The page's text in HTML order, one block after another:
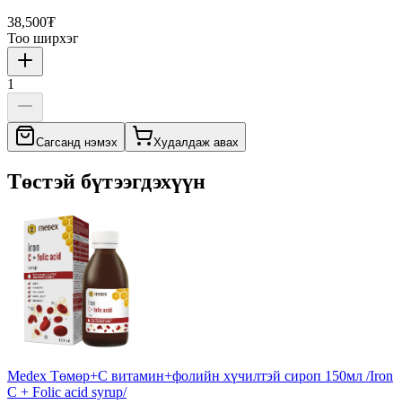
38,500₮
Тоо ширхэг
1
Сагсанд нэмэх Худалдаж авах
Төстэй бүтээгдэхүүн
Medex Төмөр+С витамин+фолийн хүчилтэй сироп 150мл /Iron
C + Folic acid syrup/